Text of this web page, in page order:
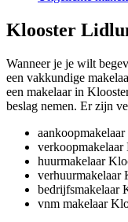
Klooster
Wanneer je je wilt
een vakkundige
een makelaar in
beslag nemen. Er zijn
huurmakelaar
verhuurmakelaar
bedrijfsmakelaar
vnm makelaar